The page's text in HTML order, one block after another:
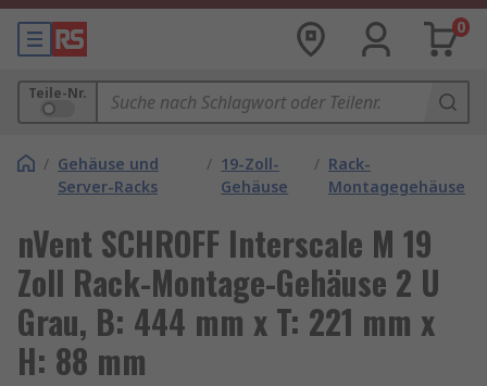
0
Teile-Nr.
/ Gehäuse und
Server-Racks
/ 19-Zoll-
Gehäuse
/ Rack-
Montagegehäuse
nVent SCHROFF Interscale M 19
Zoll Rack-Montage-Gehäuse 2 U
Grau, B: 444 mm x T: 221 mm x
H: 88 mm